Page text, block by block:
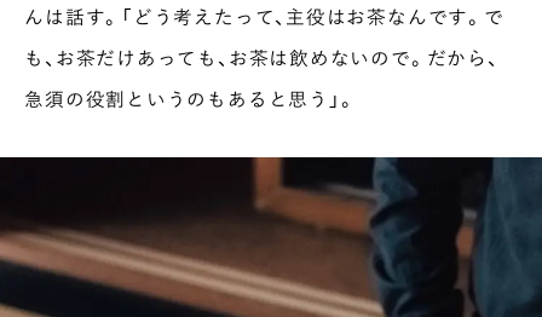
んは話す。「どう考えたって、主役はお茶なんです。で
も、お茶だけあっても、お茶は飲めないので。だから、
急須の役割というのもあると思う」。